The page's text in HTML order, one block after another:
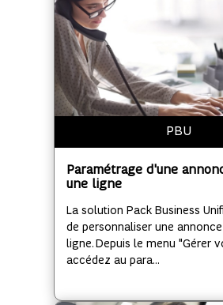
PBU
Paramétrage d'une
une ligne
La solution Pack Business
de personnaliser une
ligne. Depuis le menu "Gérer
accédez au para...